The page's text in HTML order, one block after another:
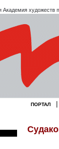
Академия художеств
ПОРТАЛ